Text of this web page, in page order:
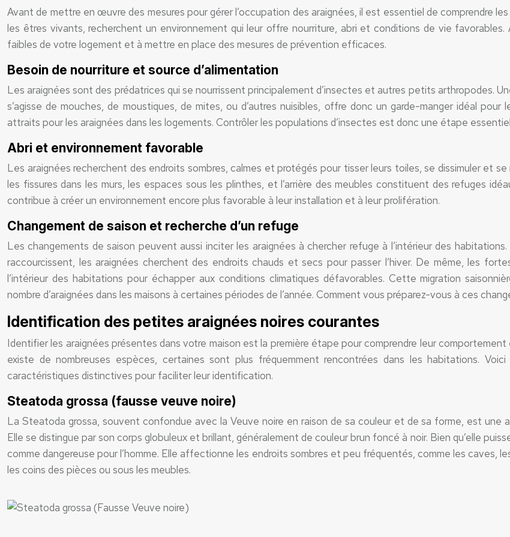
Avant de mettre en œuvre des mesures pour gérer l’occupation des araignées, il est essentiel de comprendre
les êtres vivants, recherchent un environnement qui leur offre nourriture, abri et conditions de vie
faibles de votre logement et à mettre en place des mesures de prévention efficaces.
Besoin de nourriture et source d’alimentation
Les araignées sont des prédatrices qui se nourrissent principalement d’insectes et autres petits arthropodes.
s’agisse de mouches, de moustiques, de mites, ou d’autres nuisibles, offre donc un garde-manger idéal
attraits pour les araignées dans les logements. Contrôler les populations d’insectes est donc une étape
Abri et environnement favorable
Les araignées recherchent des endroits sombres, calmes et protégés pour tisser leurs toiles, se dissimuler et
les fissures dans les murs, les espaces sous les plinthes, et l’arrière des meubles constituent des refuges
contribue à créer un environnement encore plus favorable à leur installation et à leur prolifération.
Changement de saison et recherche d’un refuge
Les changements de saison peuvent aussi inciter les araignées à chercher refuge à l’intérieur des
raccourcissent, les araignées cherchent des endroits chauds et secs pour passer l’hiver. De même, les
l’intérieur des habitations pour échapper aux conditions climatiques défavorables. Cette migration
nombre d’araignées dans les maisons à certaines périodes de l’année. Comment vous préparez-vous à ces
Identification des petites araignées noires courantes
Identifier les araignées présentes dans votre maison est la première étape pour comprendre leur
existe de nombreuses espèces, certaines sont plus fréquemment rencontrées dans les habitations.
caractéristiques distinctives pour faciliter leur identification.
Steatoda grossa (fausse veuve noire)
La Steatoda grossa, souvent confondue avec la Veuve noire en raison de sa couleur et de sa forme, est une
Elle se distingue par son corps globuleux et brillant, généralement de couleur brun foncé à noir. Bien qu’elle
comme dangereuse pour l’homme. Elle affectionne les endroits sombres et peu fréquentés, comme les caves,
les coins des pièces ou sous les meubles.